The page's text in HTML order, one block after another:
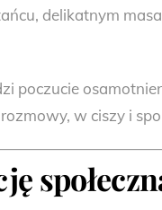
delikatnym
poczucie
w ciszy i